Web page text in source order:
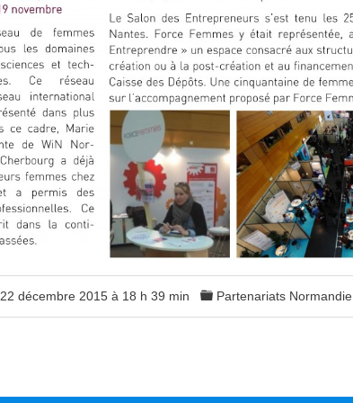
22 décembre 2015 à 18 h 39 min Partenariats Normandie,